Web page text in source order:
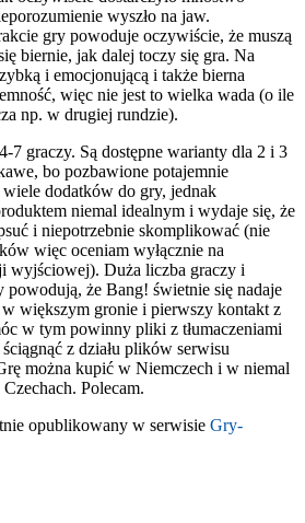
wyszło na jaw.
gry powoduje oczywiście, że muszą
biernie, jak dalej toczy się gra. Na
i emocjonującą i także bierna
więc nie jest to wielka wada (o ile
np. w drugiej rundzie).
7 graczy. Są dostępne warianty dla 2 i 3
bo pozbawione potajemnie
dodatków do gry, jednak
niemal idealnym i wydaje się, że
i niepotrzebnie skomplikować (nie
więc oceniam wyłącznie na
wyjściowej). Duża liczba graczy i
powodują, że Bang! świetnie się nadaje
większym gronie i pierwszy kontakt z
w tym powinny pliki z tłumaczeniami
z działu plików serwisu
można kupić w Niemczech i w niemal
Polecam.
opublikowany w serwisie Gry-